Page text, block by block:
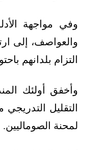
وفي مواجهة
والعواصف، إلى ارتفاع
التزام بلدانهم
وأخفق أولئك
التقليل
لمحنة الصوماليين.